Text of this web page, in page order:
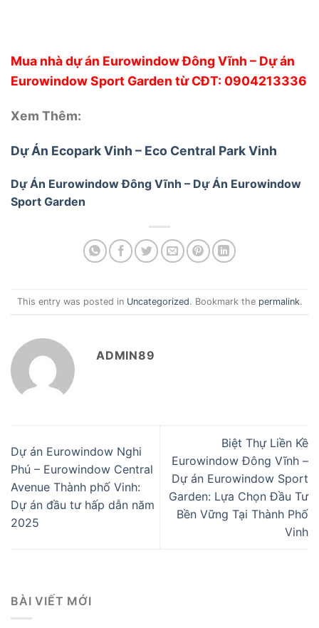
Mua nhà dự án Eurowindow Đông Vĩnh – Dự án
Eurowindow Sport Garden từ CĐT: 0904213336
Xem Thêm:
Dự Án Ecopark Vinh – Eco Central Park Vinh
Dự Án Eurowindow Đông Vĩnh – Dự Án Eurowindow
Sport Garden
This entry was posted in Uncategorized. Bookmark the permalink.
ADMIN89
Dự án Eurowindow Nghi
Phú – Eurowindow Central
Avenue Thành phố Vinh:
Dự án đầu tư hấp dẫn năm
2025
Biệt Thự Liền Kề
Eurowindow Đông Vĩnh –
Dự án Eurowindow Sport
Garden: Lựa Chọn Đầu Tư
Bền Vững Tại Thành Phố
Vinh
BÀI VIẾT MỚI